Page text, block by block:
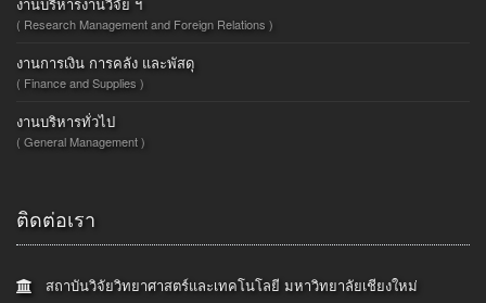
( Research Management and Foreign Relations )
งานการเงิน การคลัง และพัสดุ
( Finance and Supplies )
งานบริหารทั่วไป
( General Management )
ติดต่อเรา
สถาบันวิจัยวิทยาศาสตร์และเทคโนโลยี มหาวิทยาลัยเชียงใหม่